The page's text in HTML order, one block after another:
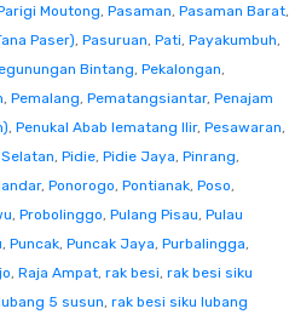
Moutong, Pasaman, Pasaman Barat,
Paser), Pasuruan, Pati, Payakumbuh,
Bintang, Pekalongan,
, Pemalang, Pematangsiantar, Penajam
, Penukal Abab lematang Ilir, Pesawaran,
, Pidie, Pidie Jaya, Pinrang,
, Ponorogo, Pontianak, Poso,
, Probolinggo, Pulang Pisau, Pulau
, Puncak, Puncak Jaya, Purbalingga,
, Raja Ampat, rak besi, rak besi siku
5 susun, rak besi siku lubang